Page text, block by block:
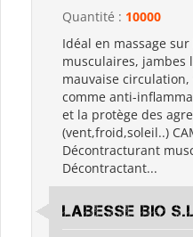
Quantité : 10000
Idéal en massage
musculaires, jambes
mauvaise circulation,
comme anti-
et la protège des
(vent,froid,soleil..)
Décontracturant
Décontractant...
LABESSE BIO